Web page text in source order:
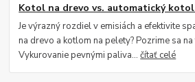
Kotol na drevo vs. automatický
Je výrazný rozdiel v emisiách a efektivite
na drevo a kotlom na pelety? Pozrime sa
Vykurovanie pevnými paliva...čítať celé